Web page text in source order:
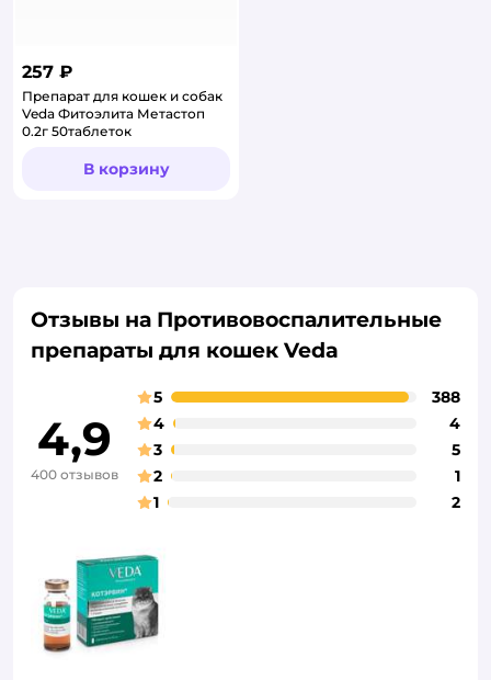
257 ₽
Препарат для кошек и собак
Veda Фитоэлита Метастоп
0.2г 50таблеток
В корзину
Отзывы на Противовоспалительные
препараты для кошек Veda
4,9
400 отзывов
5
388
4
4
3
5
2
1
1
2